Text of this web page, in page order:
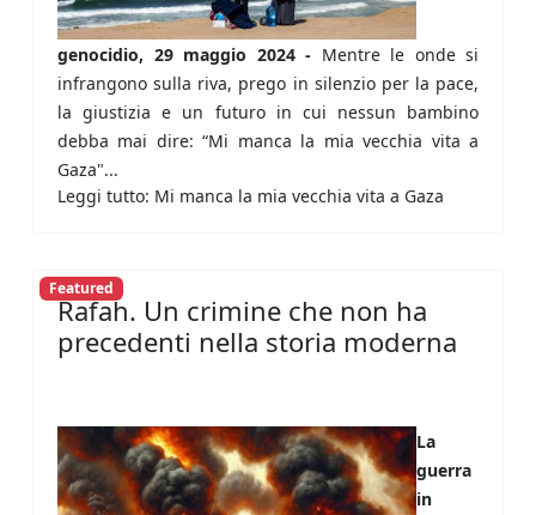
genocidio, 29 maggio 2024 - Mentre le onde si
infrangono sulla riva, prego in silenzio per la pace,
la giustizia e un futuro in cui nessun bambino
debba mai dire: “Mi manca la mia vecchia vita a
Gaza"...
Leggi tutto: Mi manca la mia vecchia vita a Gaza
Featured
Rafah. Un crimine che non ha
precedenti nella storia moderna
La
guerra
in